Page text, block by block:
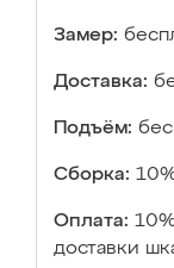
Замер:
Доставка:
Подъём:
Сборка:
Оплата:
доставки